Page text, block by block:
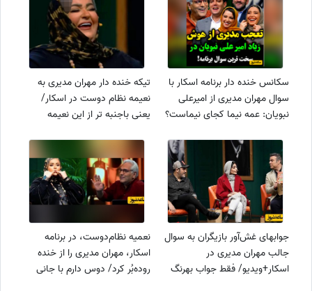
سکانس خنده دار برنامه اسکار با
سوال مهران مدیری از امیرعلی
نبویان: عمه نیما کجای نیماست؟
تیکه خنده دار مهران مدیری به
نعیمه نظام دوست در اسکار/
یعنی باجنبه تر از این نعیمه
جوابهای غش‌آور بازیگران به سوال
جالب مهران مدیری در
اسکار+ویدیو/ فقط جواب بهرنگ
نعمیه نظام‌دوست، در برنامه
اسکار، مهران مدیری را از خنده
روده‌بُر کرد/ دوس دارم با جانی